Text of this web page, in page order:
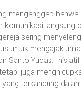
menganggap
komunikasi langsung
sering
untuk mengajak
Santo Yudas.
juga
terkandung